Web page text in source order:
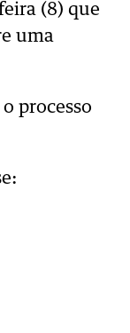
(8) que
uma
processo